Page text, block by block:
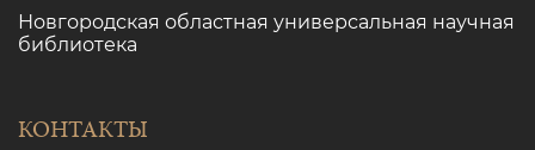
Новгородская областная универсальная научная
библиотека
КОНТАКТЫ